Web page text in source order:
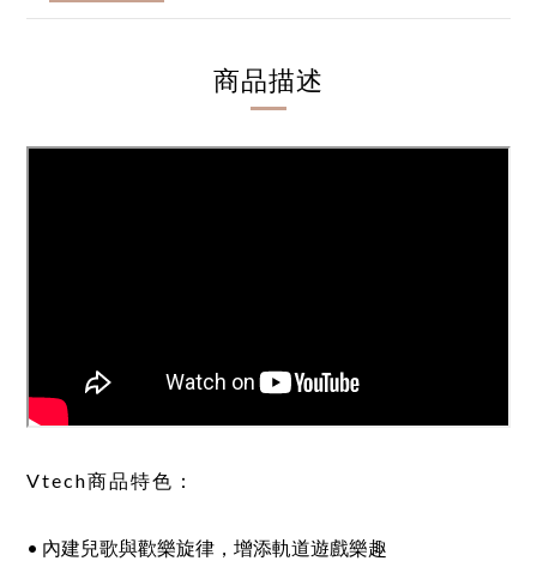
商品描述
Vtech商品特色：
• 內建兒歌與歡樂旋律，增添軌道遊戲樂趣